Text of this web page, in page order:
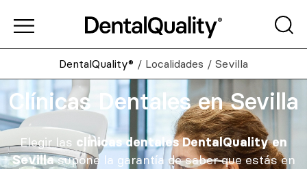
DentalQuality® / Localidades / Sevilla
Clínicas Dentales en Sevilla
Elegir las clínicas dentales DentalQuality en
Sevillasupone la garantía de saber que estás en